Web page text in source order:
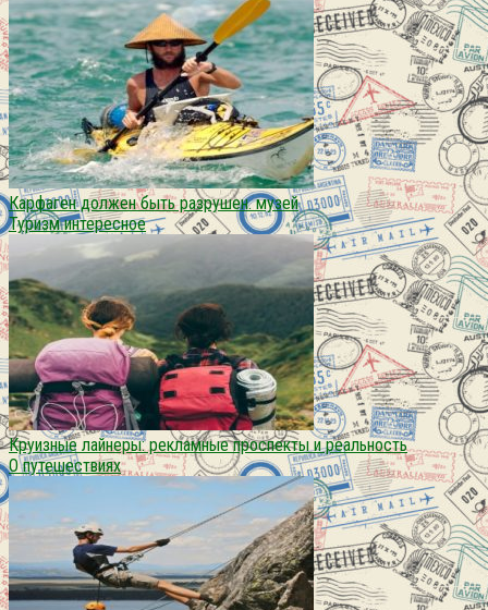
Карфаген должен быть разрушен. музей
Туризм интересное
Круизные лайнеры: рекламные проспекты и реальность
О путешествиях